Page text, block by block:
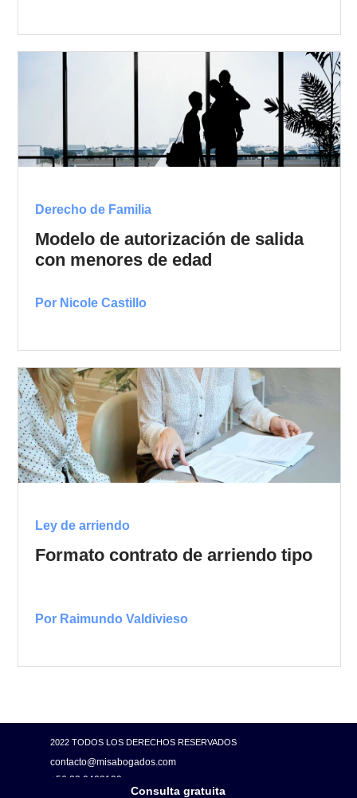
Derecho de Familia
Modelo de autorización de salida
con menores de edad
Por Nicole Castillo
Ley de arriendo
Formato contrato de arriendo tipo
Por Raimundo Valdivieso